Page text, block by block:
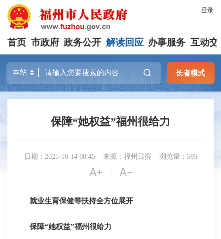
登录
首页 市政府 政务公开 解读回应 办事服务 互动交
长者模式
保障“她权益”福州很给力
日期：2025-10-14 08:45 来源：福州日报 浏览量：595
 | 
就业生育保健等扶持全方位展开
保障“她权益”福州很给力